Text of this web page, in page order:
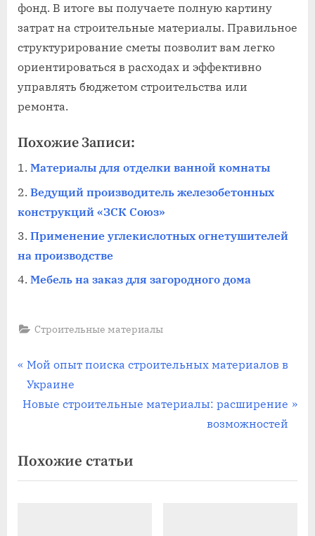
фонд. В итоге вы получаете полную картину
затрат на строительные материалы. Правильное
структурирование сметы позволит вам легко
ориентироваться в расходах и эффективно
управлять бюджетом строительства или
ремонта.
Похожие Записи:
Материалы для отделки ванной комнаты
Ведущий производитель железобетонных
конструкций «ЗСК Союз»
Применение углекислотных огнетушителей
на производстве
Мебель на заказ для загородного дома
Строительные материалы
Навигация
по
П
р
е
д
у
Мой опыт поиска строительных материалов в
Украине
С
д
у
Новые строительные материалы: расширение
возможностей
Похожие статьи